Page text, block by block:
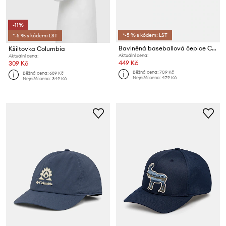
-11%
*-5 % s kódem: LST
Kšiltovka Columbia
Aktuální cena:
309 Kč
Běžná cena:689 Kč
Nejnižší cena:349 Kč
*-5 % s kódem: LST
Bavlněná baseballová čepice Columbia Provisions Ball Cap
Aktuální cena:
449 Kč
Běžná cena:709 Kč
Nejnižší cena:479 Kč